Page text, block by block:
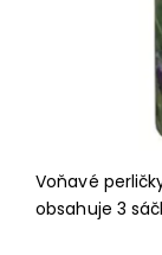
Voňavé
obsahuje 3